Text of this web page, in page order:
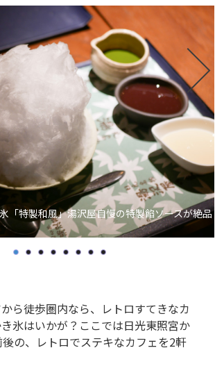
「特製和風」湯沢屋自慢の特製餡ソースが絶品
ら徒歩圏内なら、レトロすてきなカ
氷はいかが？ここでは日光東照宮か
の、レトロでステキなカフェを2軒